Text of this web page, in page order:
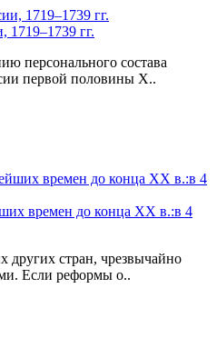
1719–1739 гг.
персонального состава
первой половины X..
времен до конца ХХ в.:в 4
других стран, чрезвычайно
Если реформы о..